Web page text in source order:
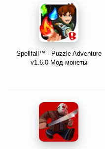
Spellfall™ - Puzzle Adventure
v1.6.0 Мод монеты